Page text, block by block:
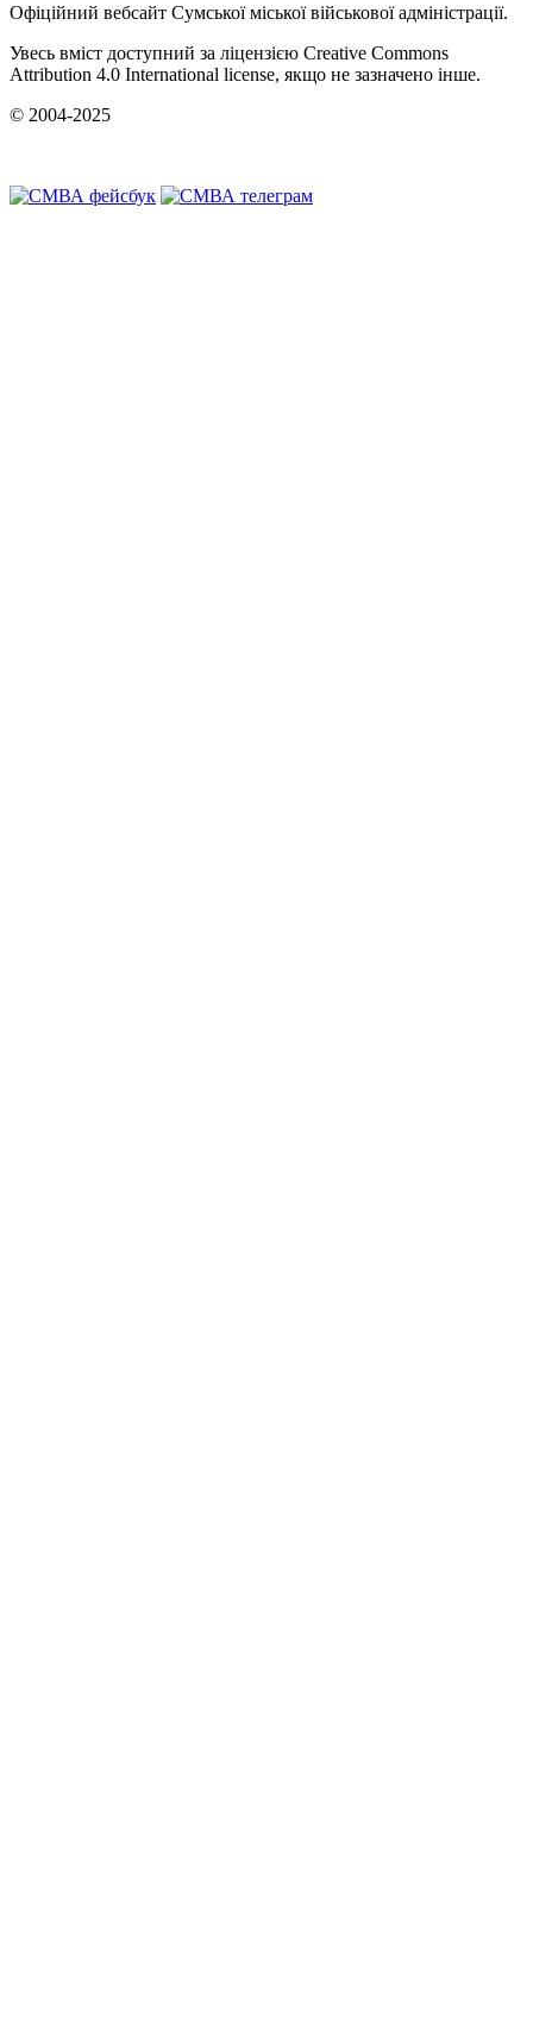
Офіційний вебсайт Сумської міської військової адміністрації.
Увесь вміст доступний за ліцензією Creative Commons
Attribution 4.0 International license, якщо не зазначено інше.
© 2004-2025